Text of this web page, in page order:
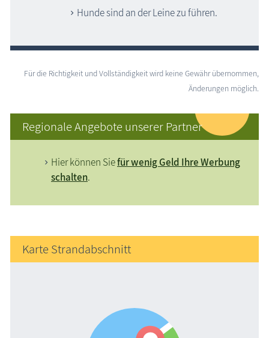
Hunde sind an der Leine zu führen.
Für die Richtigkeit und Vollständigkeit wird keine Gewähr übernommen,
Änderungen möglich.
Regionale Angebote unserer Partner
Hier können Siefür wenig Geld Ihre Werbung
schalten.
Karte Strandabschnitt